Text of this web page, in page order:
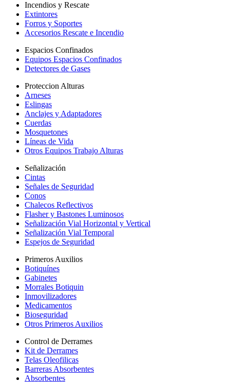
Incendios y Rescate
Extintores
Forros y Soportes
Accesorios Rescate e Incendio
Espacios Confinados
Equipos Espacios Confinados
Detectores de Gases
Proteccion Alturas
Arneses
Eslingas
Anclajes y Adaptadores
Cuerdas
Mosquetones
Líneas de Vida
Otros Equipos Trabajo Alturas
Señalización
Cintas
Señales de Seguridad
Conos
Chalecos Reflectivos
Flasher y Bastones Luminosos
Señalización Vial Horizontal y Vertical
Señalización Vial Temporal
Espejos de Seguridad
Primeros Auxilios
Botiquínes
Gabinetes
Morrales Botiquin
Inmovilizadores
Medicamentos
Bioseguridad
Otros Primeros Auxilios
Control de Derrames
Kit de Derrames
Telas Oleofilicas
Barreras Absorbentes
Absorbentes